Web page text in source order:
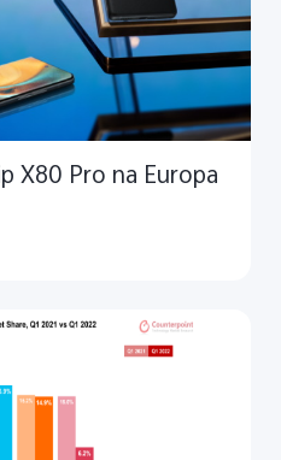
X80 Pro na Europa